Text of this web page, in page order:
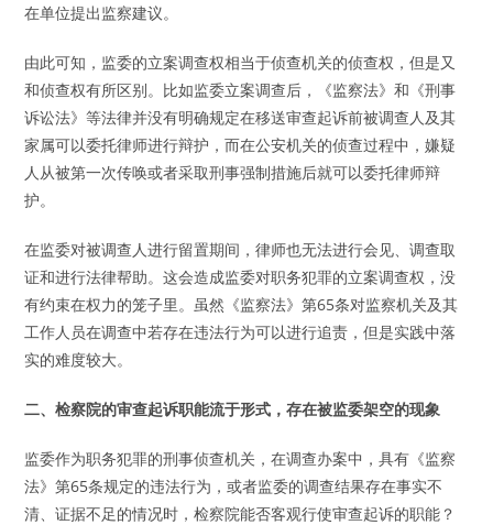
在单位提出监察建议。
由此可知，监委的立案调查权相当于侦查机关的侦查权，但是又
和侦查权有所区别。比如监委立案调查后，《监察法》和《刑事
诉讼法》等法律并没有明确规定在移送审查起诉前被调查人及其
家属可以委托律师进行辩护，而在公安机关的侦查过程中，嫌疑
人从被第一次传唤或者采取刑事强制措施后就可以委托律师辩
护。
在监委对被调查人进行留置期间，律师也无法进行会见、调查取
证和进行法律帮助。这会造成监委对职务犯罪的立案调查权，没
有约束在权力的笼子里。虽然《监察法》第65条对监察机关及其
工作人员在调查中若存在违法行为可以进行追责，但是实践中落
实的难度较大。
二、检察院的审查起诉职能流于形式，存在被监委架空的现象
监委作为职务犯罪的刑事侦查机关，在调查办案中，具有《监察
法》第65条规定的违法行为，或者监委的调查结果存在事实不
清、证据不足的情况时，检察院能否客观行使审查起诉的职能？